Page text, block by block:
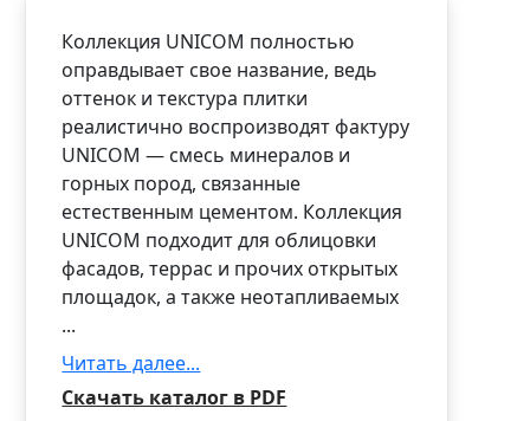
Коллекция UNICOM полностью
оправдывает свое название, ведь
оттенок и текстура плитки
реалистично воспроизводят фактуру
UNICOM — смесь минералов и
горных пород, связанные
естественным цементом. Коллекция
UNICOM подходит для облицовки
фасадов, террас и прочих открытых
площадок, а также неотапливаемых
...
Читать далее...
Скачать каталог в PDF